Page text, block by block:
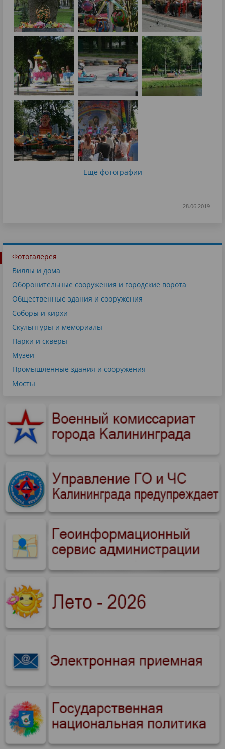
Еще фотографии
28.06.2019
Фотогалерея
Виллы и дома
Оборонительные сооружения и городские ворота
Общественные здания и сооружения
Соборы и кирхи
Скульптуры и мемориалы
Парки и скверы
Музеи
Промышленные здания и сооружения
Мосты